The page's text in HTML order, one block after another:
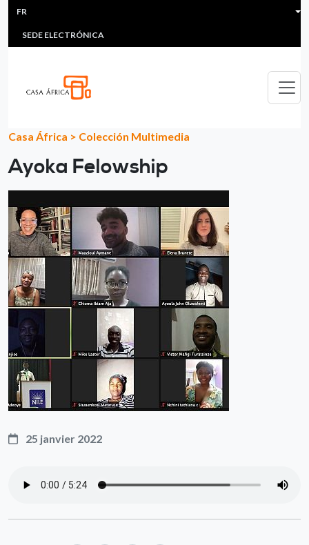
Aller au contenu principal
HEADER MENU
MULTIMEDIA
SEDE ELECTRÓNICA
FR
Casa África > Colección Multimedia
Ayoka Felowship
25 janvier 2022